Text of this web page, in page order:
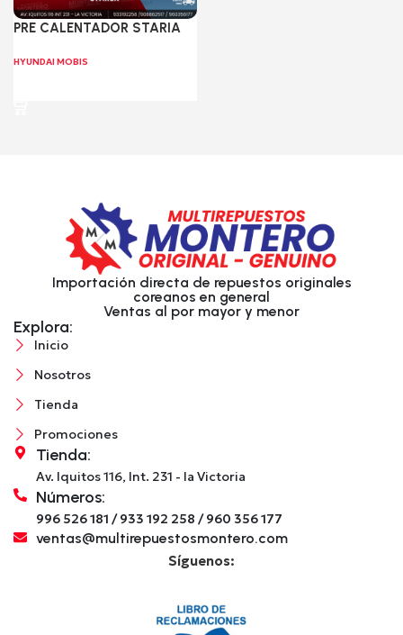
PRE CALENTADOR STARIA
HYUNDAI MOBIS
Importación directa de repuestos originales
coreanos en general
Ventas al por mayor y menor
Explora:
Inicio
Nosotros
Tienda
Promociones
Tienda:
Av. Iquitos 116, Int. 231 - la Victoria
Números:
996 526 181 / 933 192 258 / 960 356 177
ventas@multirepuestosmontero.com
Síguenos: